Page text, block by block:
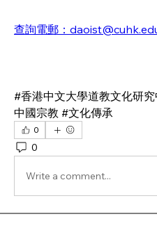
查詢電郵：
#香港中文大學道教文化研
中國宗教 #文化傳承
0
0
Write a comment...